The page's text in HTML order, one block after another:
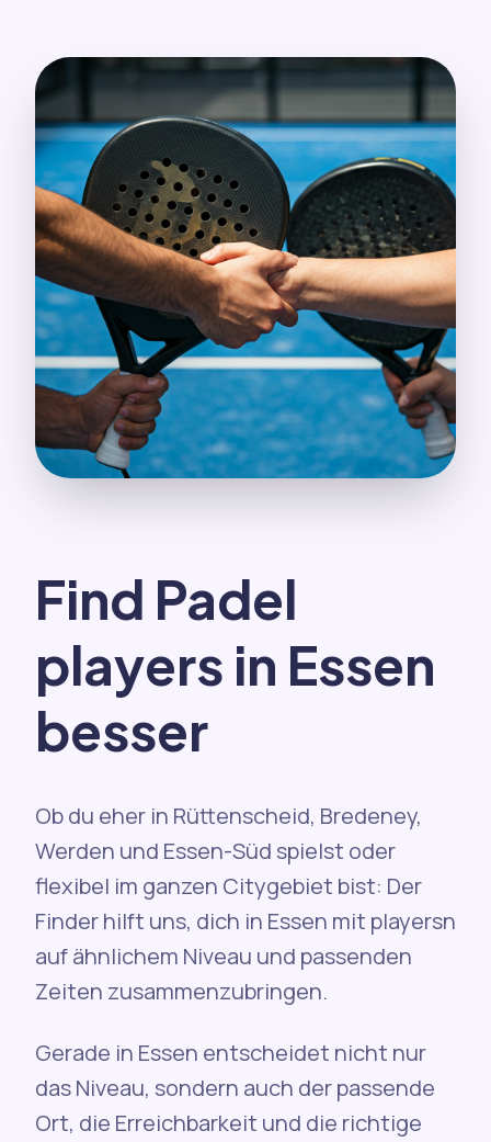
Find Padel
players in Essen
besser
Ob du eher in Rüttenscheid, Bredeney,
Werden und Essen-Süd spielst oder
flexibel im ganzen Citygebiet bist: Der
Finder hilft uns, dich in Essen mit playersn
auf ähnlichem Niveau und passenden
Zeiten zusammenzubringen.
Gerade in Essen entscheidet nicht nur
das Niveau, sondern auch der passende
Ort, die Erreichbarkeit und die richtige